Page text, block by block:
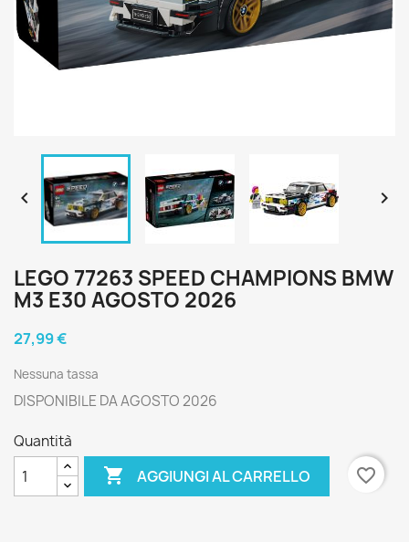
 
LEGO 77263 SPEED CHAMPIONS BMW
M3 E30 AGOSTO 2026
27,99 €
Nessuna tassa
DISPONIBILE DA AGOSTO 2026
Quantità
 AGGIUNGI AL CARRELLO favorite_border